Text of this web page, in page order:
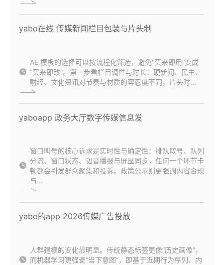
yabo在线 传媒新闻栏目包装与片头制
AE 模板的选择可以按流程化筛选，避免“买来即用”变成
“买来即改”。第一步看栏目调性与时长：硬新闻、民生、
财经、文化资讯对节奏与材质的容忍度不同，片头时...
yaboapp 政务大厅数字传媒信息发
窗口叫号的核心诉求是实时性与确定性：排队取号、队列
分流、窗口状态、语音播报与屏显同步，任何一个环节卡
顿都会引发群众聚集和投诉。政策公示则更强调内容合规
与...
yabo的app 2026传媒广告投放
人群建模的变化最明显。传统静态标签更像“历史画像”，
而机器学习更强调“当下意图”，即基于近期行为序列、内